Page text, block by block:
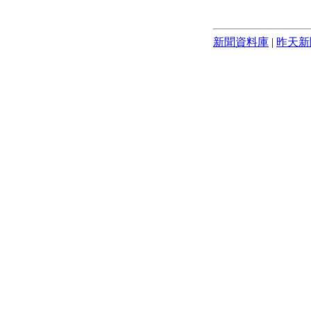
新聞資料庫 | 昨天